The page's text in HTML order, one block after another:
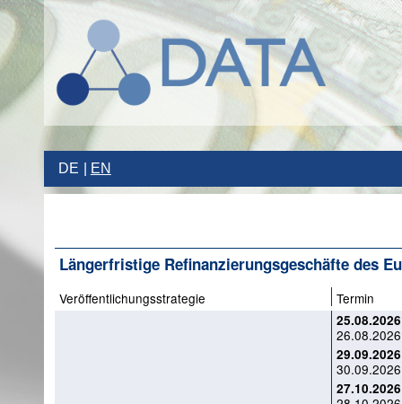
DE EN
Längerfristige Refinanzierungsgeschäfte des
Veröffentlichungsstrategie Termin
25.08.2026
29.09.2026
27.10.2026